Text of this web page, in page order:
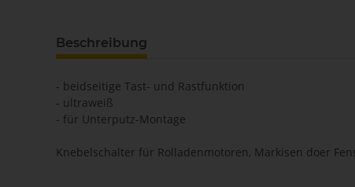
Beschreibung
- beidseitige Tast- und Rastfunktion
- ultraweiß
- für Unterputz-Montage
Knebelschalter für Rolladenmotoren, Markisen doer